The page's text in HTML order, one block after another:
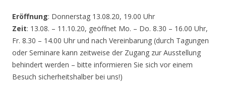
Eröffnung: Donnerstag 13.08.20, 19.00 Uhr
Zeit: 13.08. – 11.10.20, geöffnet Mo. – Do. 8.30 – 16.00 Uhr,
Fr. 8.30 – 14.00 Uhr und nach Vereinbarung (durch Tagungen
oder Seminare kann zeitweise der Zugang zur Ausstellung
behindert werden – bitte informieren Sie sich vor einem
Besuch sicherheitshalber bei uns!)